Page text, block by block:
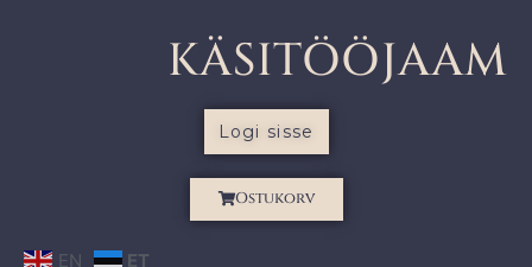
KÄSITÖÖJAAM
Logi sisse
Ostukorv
EN ET